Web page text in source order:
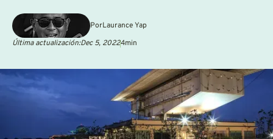
PorLaurance Yap
Última actualización:Dec 5, 20224min